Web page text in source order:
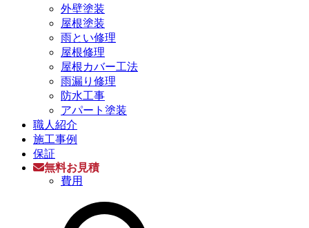
外壁塗装
屋根塗装
雨とい修理
屋根修理
屋根カバー工法
雨漏り修理
防水工事
アパート塗装
職人紹介
施工事例
保証
無料お見積
費用